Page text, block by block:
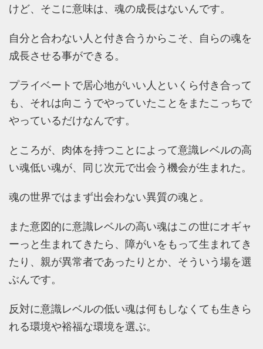
けど、そこに意味は、魂の成長はないんです。
自分と合わない人と付き合うからこそ、自らの魂を
成長させる事ができる。
プライベートで居心地がいい人といくら付き合って
も、それは向こうでやっていたことをまたこっちで
やっているだけなんです。
ところが、肉体を持つことによって意識レベルの高
い魂低い魂が、同じ次元で出会う機会が生まれた。
魂の世界ではまず出会わない異質の魂と。
また意図的に意識レベルの高い魂はこの世にオギャ
ーっと生まれてきたら、障がいをもって生まれてき
たり、親が異常者であったりとか、そういう場を選
ぶんです。
反対に意識レベルの低い魂は何もしなくても生きら
れる環境や裕福な環境を選ぶ。